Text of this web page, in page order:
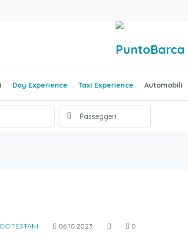
Day Experience Taxi Experience Automobili
06.10.2023 0